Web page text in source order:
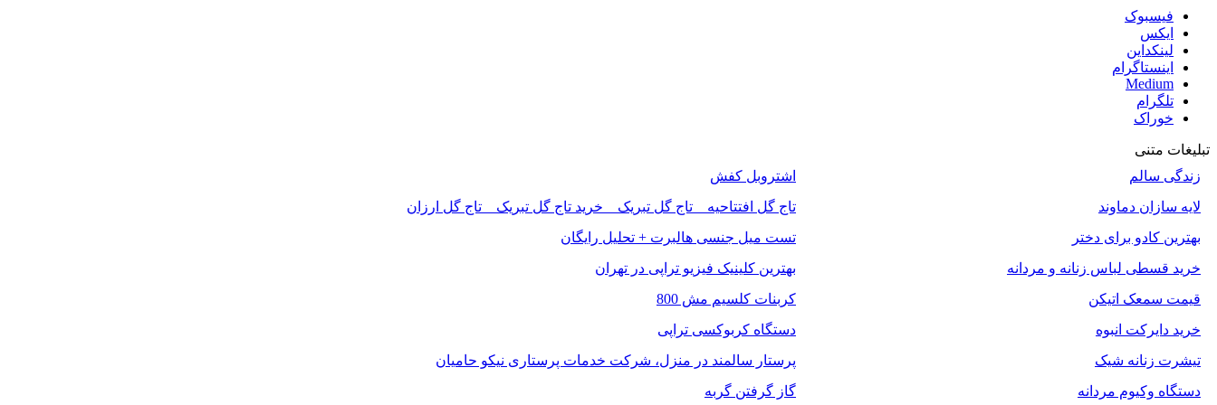
فیسبوک
ایکس
لینکداین
اینستاگرام
Medium
تلگرام
خوراک
تبلیغات متنی
زندگی سالم
اشتروبل کفش
لایه سازان دماوند
تاج گل افتتاحیه _ تاج گل تبریک _ خرید تاج گل تبریک _ تاج گل ارزان
بهترین کادو برای دختر
تست میل جنسی هالبرت + تحلیل رایگان
خرید قسطی لباس زنانه و مردانه
بهترین کلینیک فیزیو تراپی در تهران
قیمت سمعک اتیکن
کربنات کلسیم مش 800
خرید دایرکت انبوه
دستگاه کربوکسی تراپی
تیشرت زنانه شیک
پرستار سالمند در منزل، شرکت خدمات پرستاری نیکو حامیان
دستگاه وکیوم مردانه
گاز گرفتن گربه